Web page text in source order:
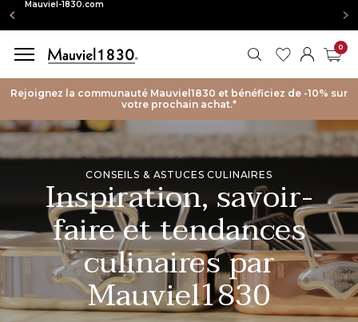
: Mauviel-1830.com
RECHERCHER
MES FAVORIS
MON
0
Rejoignez la communauté Mauviel1830 et bénéficiez de -10% sur
votre prochain achat.*
CONSEILS & ASTUCES CULINAIRES
Inspiration, savoir-
faire et tendances
culinaires par
Mauviel1830